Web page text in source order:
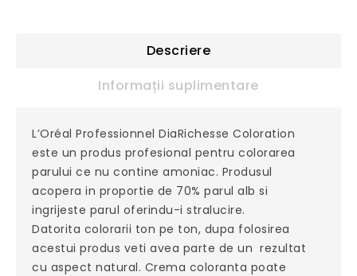
Descriere
Informații suplimentare
L’Oréal Professionnel DiaRichesse Coloration
este un produs profesional pentru colorarea
parului ce nu contine amoniac. Produsul
acopera in proportie de 70% parul alb si
ingrijeste parul oferindu-i stralucire.
Datorita colorarii ton pe ton, dupa folosirea
acestui produs veti avea parte de un rezultat
cu aspect natural. Crema coloranta poate